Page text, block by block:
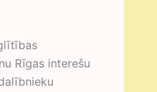
Rīgas interešu